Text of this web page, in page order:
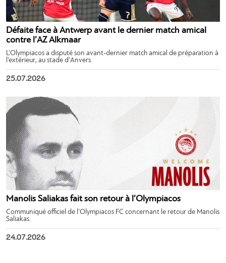
Défaite face à Antwerp avant le dernier match amical
contre l’AZ Alkmaar
L’Olympiacos a disputé son avant-dernier match amical de préparation à
l’extérieur, au stade d’Anvers.
25.07.2026
Manolis Saliakas fait son retour à l’Olympiacos
Communiqué officiel de l’Olympiacos FC concernant le retour de Manolis
Saliakas.
24.07.2026